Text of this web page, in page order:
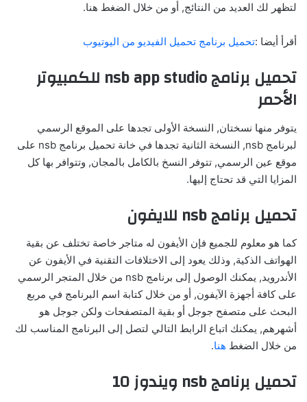
لتظهر لك العديد من النتائج, أو من خلال الضغط هنا.
أقرأ أيضا :تحميل برنامج تحميل الفيديو من اليوتيوب
تحميل برنامج nsb app studio للكمبيوتر
الأحمر
يتوفر منها نسختان, النسخة الأولى تجدها على الموقع الرسمي
لبرنامج nsb, النسخة الثانية تجدها في خانة تحميل برنامج nsb على
موقع عين الرسمي, تتوفر النسخ بالكامل بالمجان, وتتوافر بها كل
المزايا التي قد تحتاج إليها.
تحميل برنامج nsb للايفون
كما هو معلوم للجميع فإن الأيفون له متاجر خاصة تختلف عن بقية
الهواتف الذكية, وذلك يعود إلى الاختلافات التقنية في الأيفون عن
الأندرويد, يمكنك الوصول إلى برنامج nsb من خلال المتجر الرسمي
على كافة أجهزة الآيفون, أو من خلال كتابة اسم البرنامج في مربع
البحث على متصفح جوجل أو بقية المتصفحات ولكن جوجل هو
أشهرهم, يمكنك اتباع الرابط التالي لتصل إلى البرنامج المناسب لك
من خلال الضغط هنا.
تحميل برنامج nsb ويندوز 10